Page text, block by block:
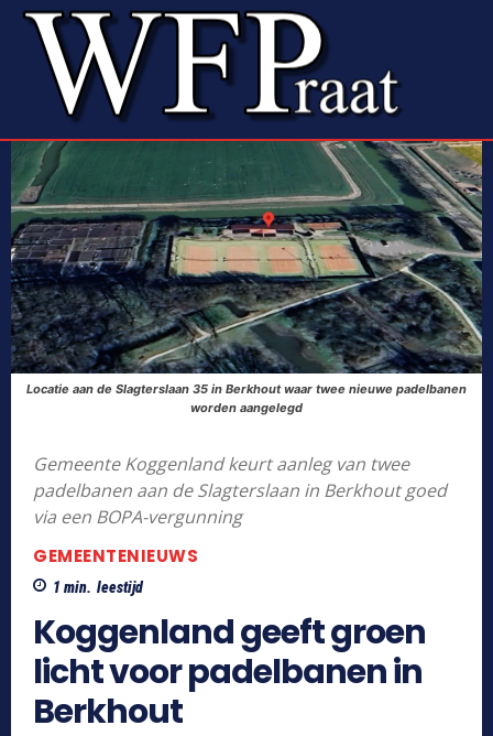
Locatie aan de Slagterslaan 35 in Berkhout waar twee nieuwe padelbanen
worden aangelegd
Gemeente Koggenland keurt aanleg van twee
padelbanen aan de Slagterslaan in Berkhout goed
via een BOPA-vergunning
GEMEENTENIEUWS
1 min. leestijd
Koggenland geeft groen
licht voor padelbanen in
Berkhout